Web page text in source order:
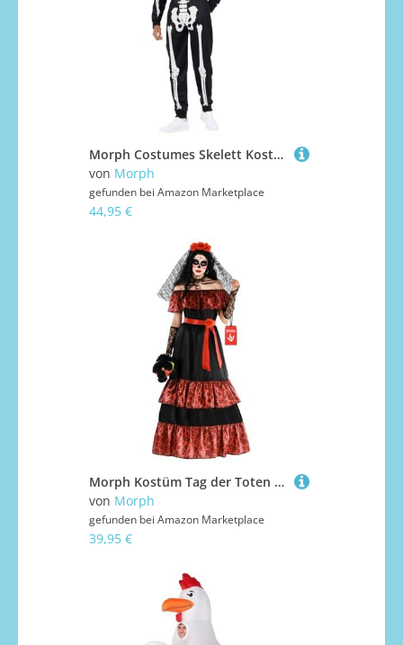
Morph Costumes Skelett Kostüm Herren Karnival Kostüm Herren Skelett Anzug Herren Skelett Kostüm Erwachsene XL
von Morph
gefunden bei Amazon Marketplace
44,95 €
Morph Kostüm Tag der Toten Damen, Tag der Toten Kostüm, Halloween Kostüm Damen la Catrina, Dia de los Muertos Kleid, Tag der Toten Kleid - Größe XL
von Morph
gefunden bei Amazon Marketplace
39,95 €